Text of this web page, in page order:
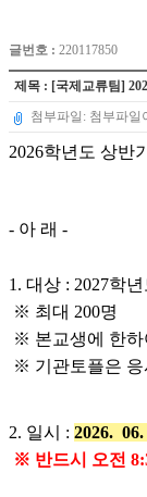
글번호 : 220117850
제목 : [국제교류팀]
첨부파일: 첨부파일
2026학년도 상반
- 아 래 -
1. 대상 : 2027학
※ 최대 200명
※ 본교생에 한하
※ 기관토플은 응
2. 일시 : 2026.
※ 반드시 오전